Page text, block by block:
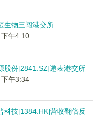
生物三闯港交所
午4:10
股份[2841.SZ]递表港交所
午3:34
科技[1384.HK]营收翻倍反